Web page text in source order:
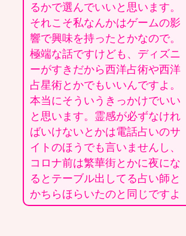
るかで選んでいいと思います。
それこそ私なんかはゲームの影
響で興味を持ったとかなので。
極端な話ですけども、ディズニ
ーがすきだから西洋占術や西洋
占星術とかでもいいんですよ。
本当にそういうきっかけでいい
と思います。霊感が必ずなけれ
ばいけないとかは電話占いのサ
イトのほうでも言いませんし、
コロナ前は繁華街とかに夜にな
るとテーブル出してる占い師と
かちらほらいたのと同じですよ